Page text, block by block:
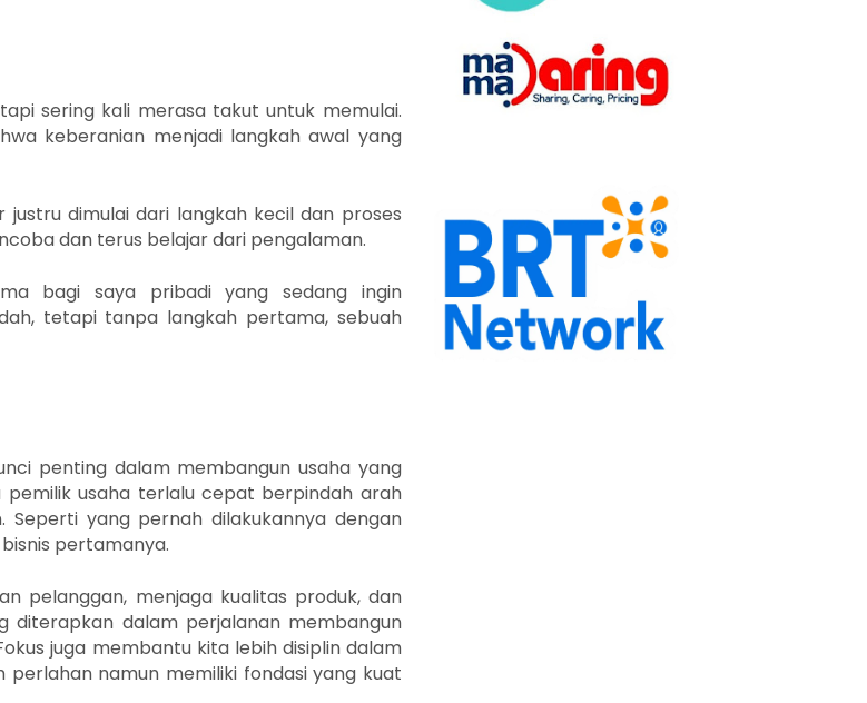
sering kali merasa takut untuk memulai.
keberanian menjadi langkah awal yang
justru dimulai dari langkah kecil dan proses
dan terus belajar dari pengalaman.
bagi saya pribadi yang sedang ingin
tetapi tanpa langkah pertama, sebuah
penting dalam membangun usaha yang
pemilik usaha terlalu cepat berpindah arah
yang pernah dilakukannya dengan
pertamanya.
pelanggan, menjaga kualitas produk, dan
diterapkan dalam perjalanan membangun
juga membantu kita lebih disiplin dalam
namun memiliki fondasi yang kuat